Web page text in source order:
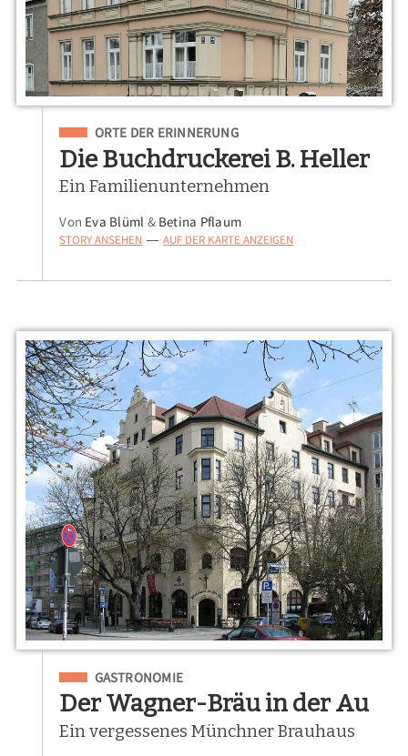
Eingeordnet unter
ORTE DER ERINNERUNG
Die Buchdruckerei B. Heller
Ein Familienunternehmen
Von Eva Blüml & Betina Pflaum
STORY ANSEHEN — AUF DER KARTE ANZEIGEN
Eingeordnet unter
GASTRONOMIE
Der Wagner-Bräu in der Au
Ein vergessenes Münchner Brauhaus